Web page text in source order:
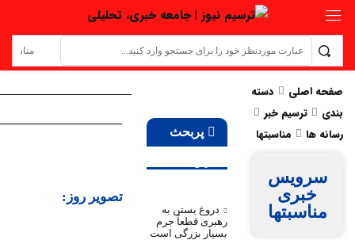
صفحه اصلی
دسته
بندی
ترسیم خبر
رسانه ها
مناسبتها
سرویس
خبری
مناسبتها
پربحث
دروغ بستن به
رهبری قطعاً جرم
بسیار بزرگی است
تصویر روز: